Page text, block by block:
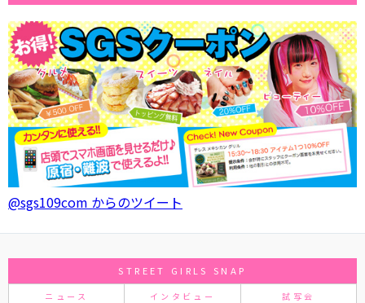
@sgs109com からのツイート
STREET GIRLS SNAP
ニュース インタビュー 試写会